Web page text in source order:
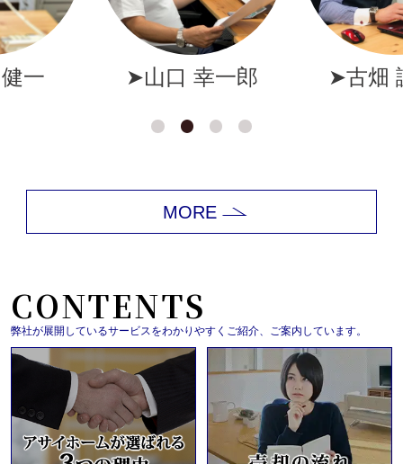
郎 ➤古畑 誠一郎 ➤岩井
MORE
CONTENTS
弊社が展開しているサービスをわかりやすくご紹介、ご案内しています。